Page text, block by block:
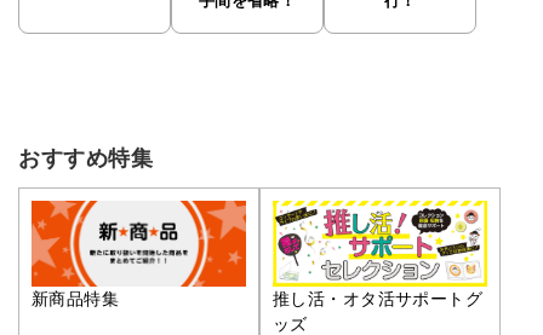
おすすめ特集
新商品特集
推し活・オタ活サポートグ
ッズ